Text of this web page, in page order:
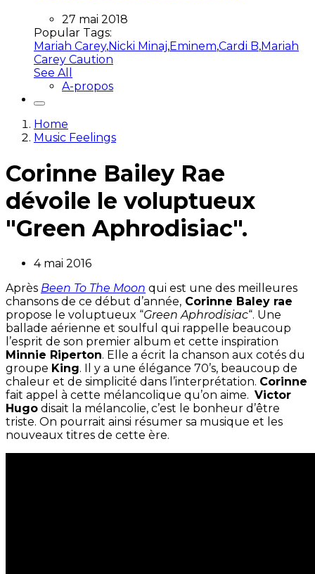
27 mai 2018
Popular Tags:
Mariah Carey,Nicki Minaj,Eminem,Cardi B,Mariah
Carey Caution
See All
A-propos
Home
Music Feelings
Corinne Bailey Rae
dévoile le voluptueux
"Green Aphrodisiac".
4 mai 2016
Après Been To The Moon qui est une des meilleures
chansons de ce début d’année, Corinne Baley rae
propose le voluptueux “Green Aphrodisiac“. Une
ballade aérienne et soulful qui rappelle beaucoup
l’esprit de son premier album et cette inspiration
Minnie Riperton. Elle a écrit la chanson aux cotés du
groupe King. Il y a une élégance 70’s, beaucoup de
chaleur et de simplicité dans l’interprétation. Corinne
fait appel à cette mélancolique qu’on aime. Victor
Hugo disait la mélancolie, c’est le bonheur d’être
triste. On pourrait ainsi résumer sa musique et les
nouveaux titres de cette ère.